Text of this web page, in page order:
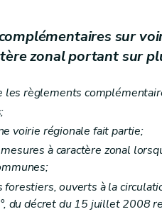
et finales
sur
zonal portant sur
les règlements
voirie régionale fait partie;
à caractère zonal
forestiers, ouverts à la
du décret du 15 juillet 2008